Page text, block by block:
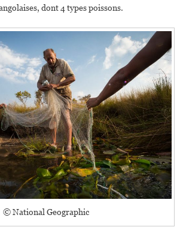
dont 4 types poissons.
© National Geographic